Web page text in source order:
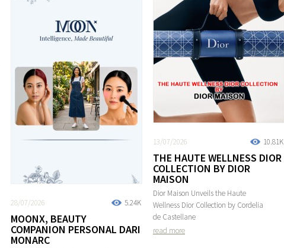
5.24K
28/07/2026
MOONX, BEAUTY
COMPANION PERSONAL DARI
MONARC
10.81K
13/07/2026
THE HAUTE WELLNESS DIOR
COLLECTION BY DIOR
MAISON
Dior Maison Unveils the Haute
Wellness Dior Collection by Cordelia
de Castellane
read more